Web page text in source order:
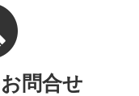
問合せ